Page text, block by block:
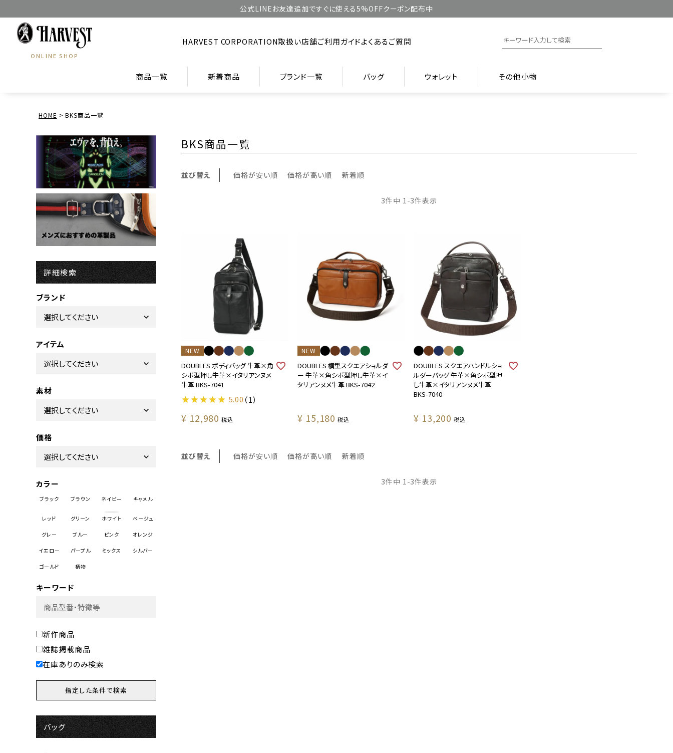
公式LINEお友達追加ですぐに使える5%OFFクーポン配布中
ONLINE SHOP
HARVEST CORPORATION取扱い店舗ご利用ガイドよくあるご質問
商品一覧 新着商品 ブランド一覧 バッグ ウォレット その他小物
HOME BKS商品一覧
詳細検索
ブランド
アイテム
素材
価格
カラー
キーワード
新作商品
雑誌掲載商品
在庫ありのみ検索
バッグ
BKS商品一覧
並び替え 価格が安い順 価格が高い順 新着順
3件中 1-3件表示
NEW
DOUBLES ボディバッグ 牛革×角
シボ型押し牛革×イタリアンヌメ
牛革 BKS-7041
¥ 12,980 税込
5.00 （1）
NEW
DOUBLES 横型スクエアショルダ
ー 牛革×角シボ型押し牛革×イ
タリアンヌメ牛革 BKS-7042
¥ 15,180 税込
DOUBLES スクエアハンドルショ
ルダーバッグ 牛革×角シボ型押
し牛革×イタリアンヌメ牛革
BKS-7040
¥ 13,200 税込
並び替え 価格が安い順 価格が高い順 新着順
3件中 1 -3件表示